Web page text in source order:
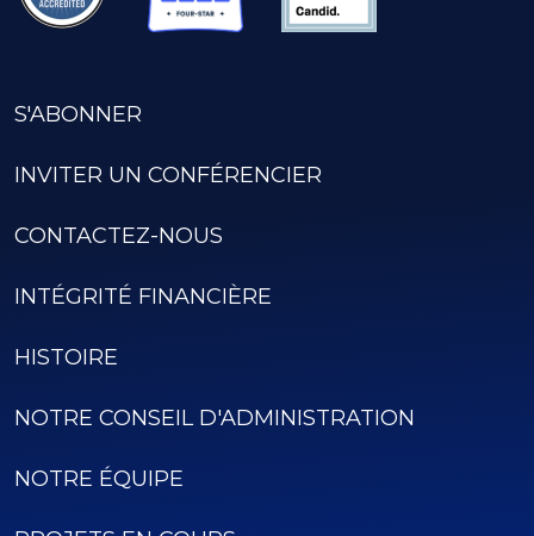
S'ABONNER
INVITER UN CONFÉRENCIER
CONTACTEZ-NOUS
INTÉGRITÉ FINANCIÈRE
HISTOIRE
NOTRE CONSEIL D'ADMINISTRATION
NOTRE ÉQUIPE